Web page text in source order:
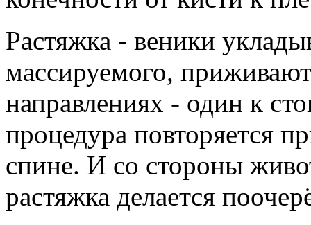
Растяжка - веники
массируемого,
направлениях - один к
процедура повторяется
спине. И со стороны
растяжка делается